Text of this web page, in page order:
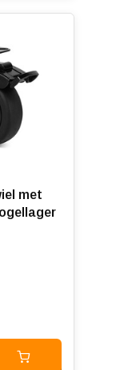
met